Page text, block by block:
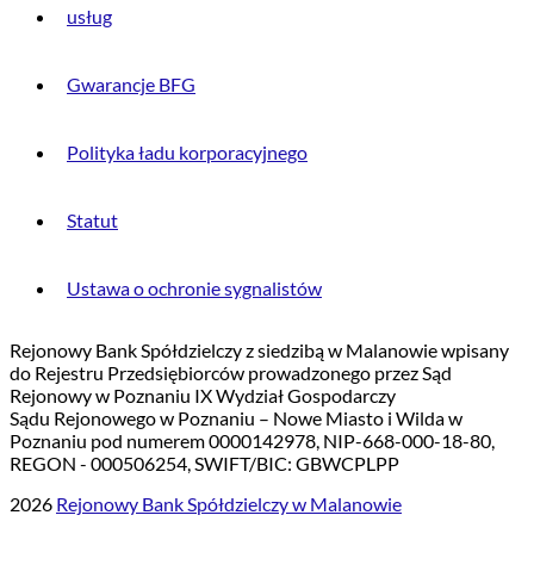
usług
Gwarancje BFG
Polityka ładu korporacyjnego
Statut
Ustawa o ochronie sygnalistów
Rejonowy Bank Spółdzielczy z siedzibą w Malanowie wpisany
do Rejestru Przedsiębiorców prowadzonego przez Sąd
Rejonowy w Poznaniu IX Wydział Gospodarczy
Sądu Rejonowego w Poznaniu – Nowe Miasto i Wilda w
Poznaniu pod numerem 0000142978, NIP-668-000-18-80,
REGON - 000506254, SWIFT/BIC: GBWCPLPP
2026 Rejonowy Bank Spółdzielczy w Malanowie